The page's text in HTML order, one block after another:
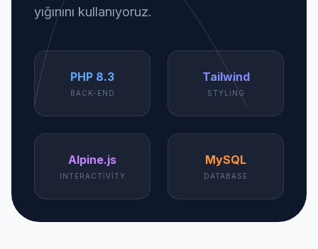
yığınını kullanıyoruz.
PHP 8.3
BACK-END
Tailwind
STYLING
Alpine.js
INTERACTIVITY
MySQL
DATABASE